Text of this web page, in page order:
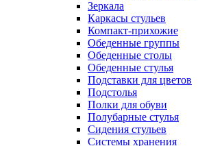
Зеркала
Каркасы стульев
Компакт-прихожие
Обеденные группы
Обеденные столы
Обеденные стулья
Подставки для цветов
Подстолья
Полки для обуви
Полубарные стулья
Сидения стульев
Системы хранения